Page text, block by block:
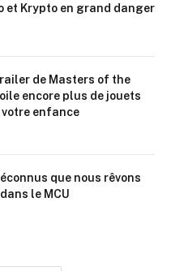
et Krypto en grand danger
de Masters of the
encore plus de jouets
enfance
que nous rêvons
le MCU